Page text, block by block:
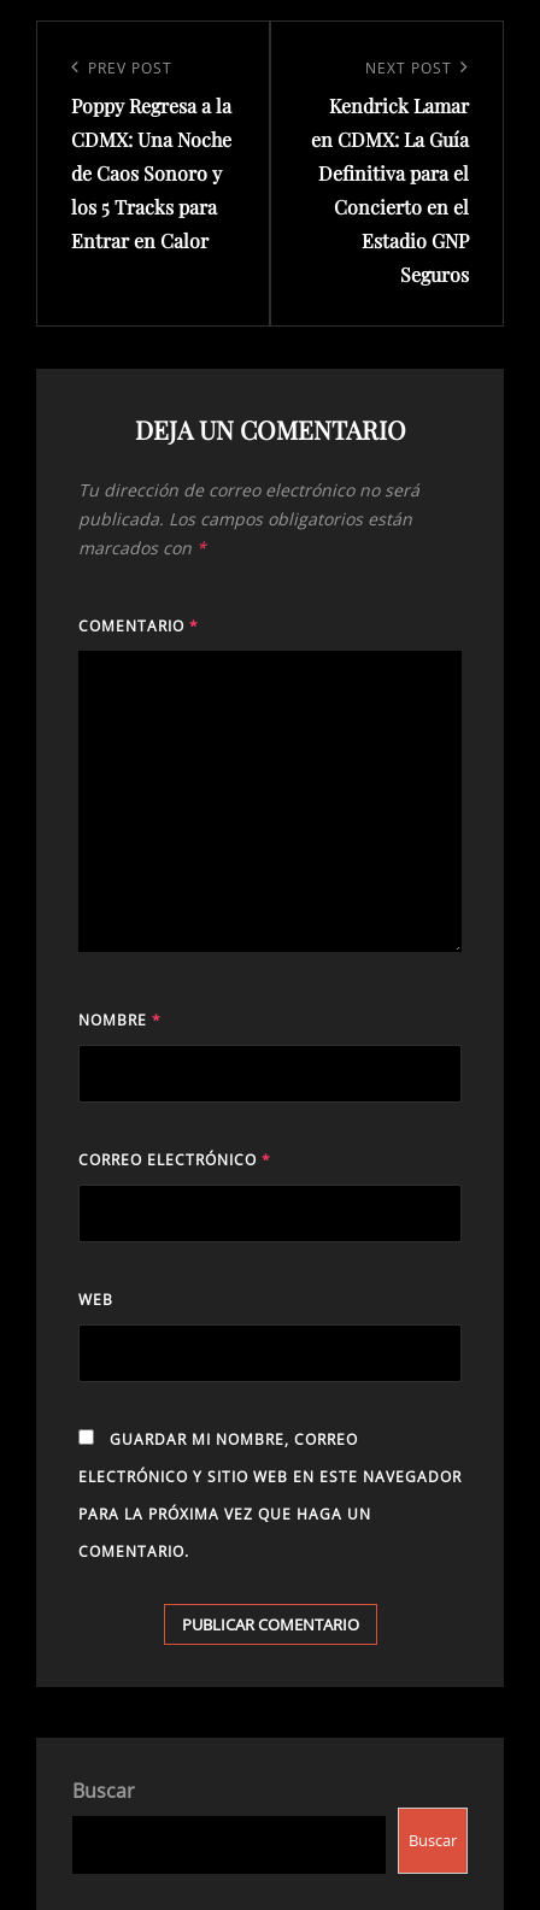
entradas
Previous
Post
PREV POST
Poppy Regresa a la
CDMX: Una Noche
de Caos Sonoro y
los 5 Tracks para
Entrar en Calor
Post
NEXT POST
Kendrick Lamar
en CDMX: La Guía
Definitiva para el
Concierto en el
Estadio GNP
Seguros
DEJA UN COMENTARIO
Tu dirección de correo electrónico no será
publicada. Los campos obligatorios están
marcados con *
COMENTARIO *
NOMBRE *
CORREO ELECTRÓNICO *
WEB
GUARDAR MI NOMBRE, CORREO
ELECTRÓNICO Y SITIO WEB EN ESTE NAVEGADOR
PARA LA PRÓXIMA VEZ QUE HAGA UN
COMENTARIO.
Buscar
Buscar